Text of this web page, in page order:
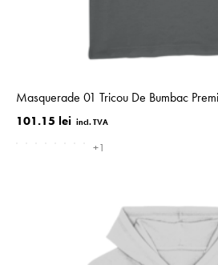
Masquerade 01 Tricou De Bumbac
101.15 lei
+1